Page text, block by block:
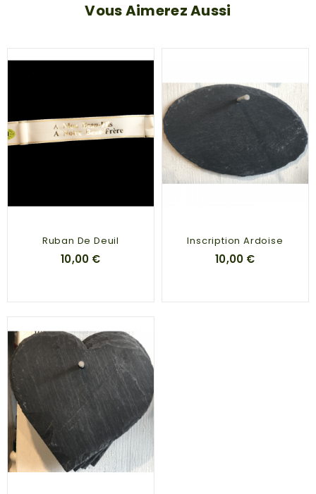
Vous Aimerez Aussi
Ruban De Deuil
10,00 €
Inscription Ardoise
10,00 €